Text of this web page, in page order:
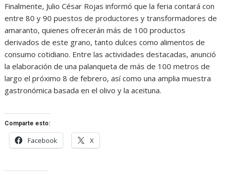
Finalmente, Julio César Rojas informó que la feria contará con
entre 80 y 90 puestos de productores y transformadores de
amaranto, quienes ofrecerán más de 100 productos
derivados de este grano, tanto dulces como alimentos de
consumo cotidiano. Entre las actividades destacadas, anunció
la elaboración de una palanqueta de más de 100 metros de
largo el próximo 8 de febrero, así como una amplia muestra
gastronómica basada en el olivo y la aceituna.
Comparte esto:
Facebook X